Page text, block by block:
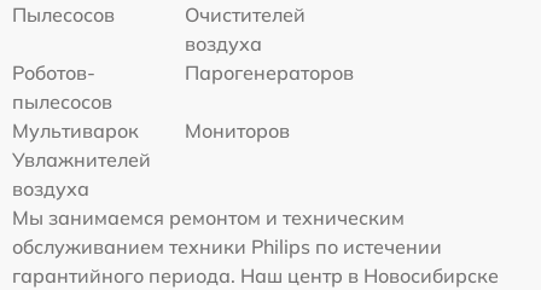
Пылесосов
Очистителей
воздуха
Роботов-
пылесосов
Парогенераторов
Мультиварок
Мониторов
Увлажнителей
воздуха
Мы занимаемся ремонтом и техническим
обслуживанием техники Philips по истечении
гарантийного периода. Наш центр в Новосибирске